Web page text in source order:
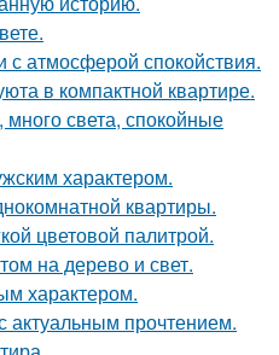
атмосферой спокойствия.
в компактной квартире.
света, спокойные
характером.
квартиры.
цветовой палитрой.
на дерево и свет.
характером.
актуальным прочтением.